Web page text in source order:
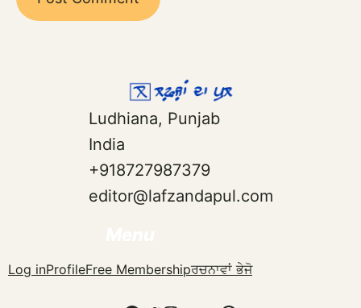
Ludhiana, Punjab
India
+918727987379
editor@lafzandapul.com
Log inProfileFree Membershipਰਚਨਾਵਾਂ ਭੇਜੋ